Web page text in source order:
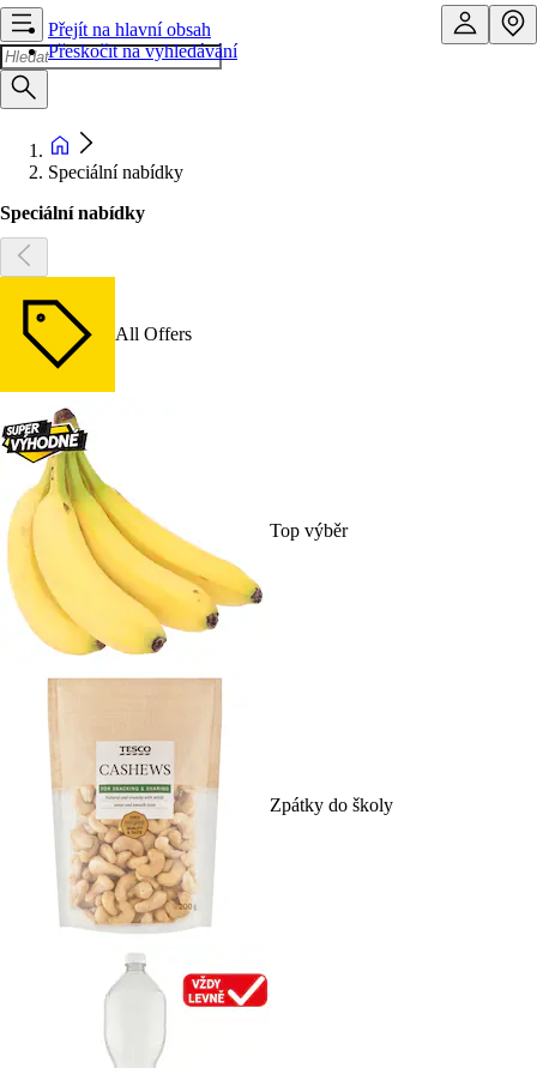
Přejít na hlavní obsah
Přeskočit na vyhledávání
Speciální nabídky
Speciální nabídky
All Offers
Top výběr
Zpátky do školy